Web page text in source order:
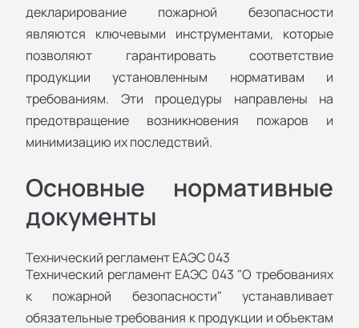
декларирование пожарной безопасности
являются ключевыми инструментами, которые
позволяют гарантировать соответствие
продукции установленным нормативам и
требованиям. Эти процедуры направлены на
предотвращение возникновения пожаров и
минимизацию их последствий.
Основные нормативные
документы
Технический регламент ЕАЭС 043
Технический регламент ЕАЭС 043 "О требованиях
к пожарной безопасности" устанавливает
обязательные требования к продукции и объектам